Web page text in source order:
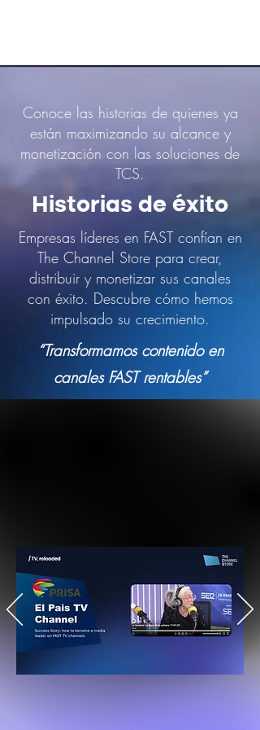
Conoce las historias de quienes ya
están maximizando su alcance y
monetización con las soluciones de
TCS.
Historias de éxito
Empresas líderes en FAST confían en
The Channel Store para crear,
distribuir y monetizar sus canales
con éxito. Descubre cómo hemos
impulsado su crecimiento.
“Transformamos contenido en
canales FAST rentables”